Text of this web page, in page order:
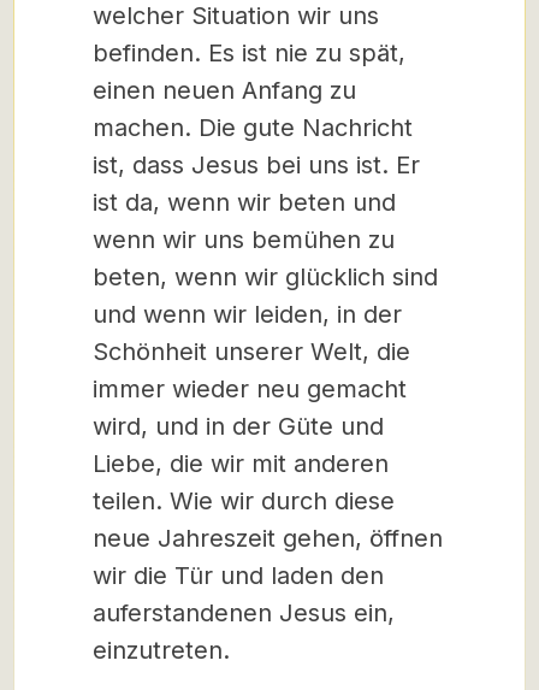
welcher Situation wir uns
befinden. Es ist nie zu spät,
einen neuen Anfang zu
machen. Die gute Nachricht
ist, dass Jesus bei uns ist. Er
ist da, wenn wir beten und
wenn wir uns bemühen zu
beten, wenn wir glücklich sind
und wenn wir leiden, in der
Schönheit unserer Welt, die
immer wieder neu gemacht
wird, und in der Güte und
Liebe, die wir mit anderen
teilen. Wie wir durch diese
neue Jahreszeit gehen, öffnen
wir die Tür und laden den
auferstandenen Jesus ein,
einzutreten.